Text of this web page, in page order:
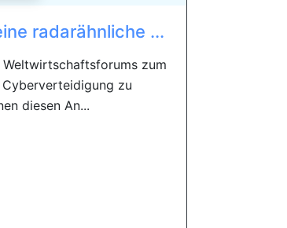
radarähnliche ...
zum
zu
diesen An...